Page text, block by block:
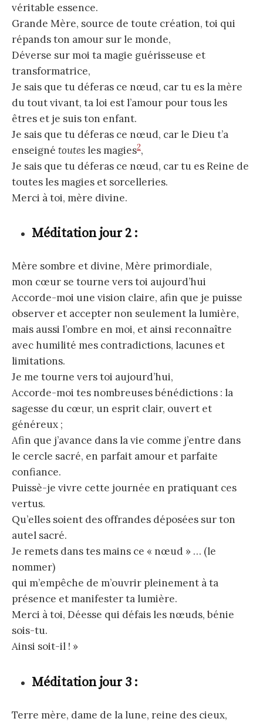
véritable essence.
Grande Mère, source de toute création, toi qui
répands ton amour sur le monde,
Déverse sur moi ta magie guérisseuse et
transformatrice,
Je sais que tu déferas ce nœud, car tu es la mère
du tout vivant, ta loi est l’amour pour tous les
êtres et je suis ton enfant.
Je sais que tu déferas ce nœud, car le Dieu t’a
enseigné toutesles magies2,
Je sais que tu déferas ce nœud, car tu es Reine de
toutes les magies et sorcelleries.
Merci à toi, mère divine.
Méditation jour 2 :
Mère sombre et divine, Mère primordiale,
mon cœur se tourne vers toi aujourd’hui
Accorde-moi une vision claire, afin que je puisse
observer et accepter non seulement la lumière,
mais aussi l’ombre en moi, et ainsi reconnaître
avec humilité mes contradictions, lacunes et
limitations.
Je me tourne vers toi aujourd’hui,
Accorde-moi tes nombreuses bénédictions : la
sagesse du cœur, un esprit clair, ouvert et
généreux ;
Afin que j’avance dans la vie comme j’entre dans
le cercle sacré, en parfait amour et parfaite
confiance.
Puissè-je vivre cette journée en pratiquant ces
vertus.
Qu’elles soient des offrandes déposées sur ton
autel sacré.
Je remets dans tes mains ce « nœud » … (le
nommer)
qui m’empêche de m’ouvrir pleinement à ta
présence et manifester ta lumière.
Merci à toi, Déesse qui défais les nœuds, bénie
sois-tu.
Ainsi soit-il ! »
Méditation jour 3 :
Terre mère, dame de la lune, reine des cieux,